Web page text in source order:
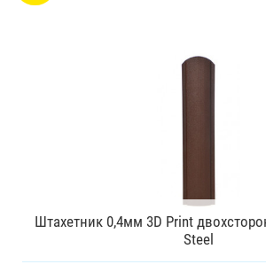
Штахетник 0,4мм 3D Print
Steel